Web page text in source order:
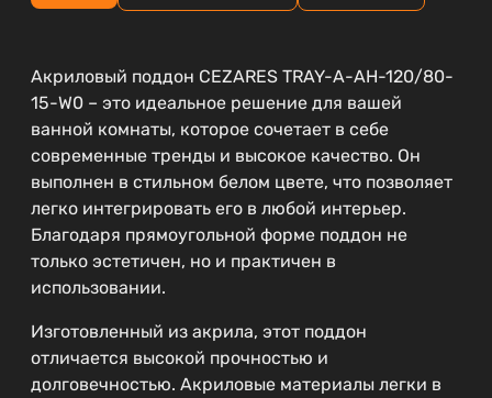
Акриловый поддон CEZARES TRAY-A-AH-120/80-
15-W0 – это идеальное решение для вашей
ванной комнаты, которое сочетает в себе
современные тренды и высокое качество. Он
выполнен в стильном белом цвете, что позволяет
легко интегрировать его в любой интерьер.
Благодаря прямоугольной форме поддон не
только эстетичен, но и практичен в
использовании.
Изготовленный из акрила, этот поддон
отличается высокой прочностью и
долговечностью. Акриловые материалы легки в